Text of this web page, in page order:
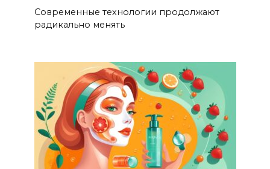
Современные технологии продолжают
радикально менять